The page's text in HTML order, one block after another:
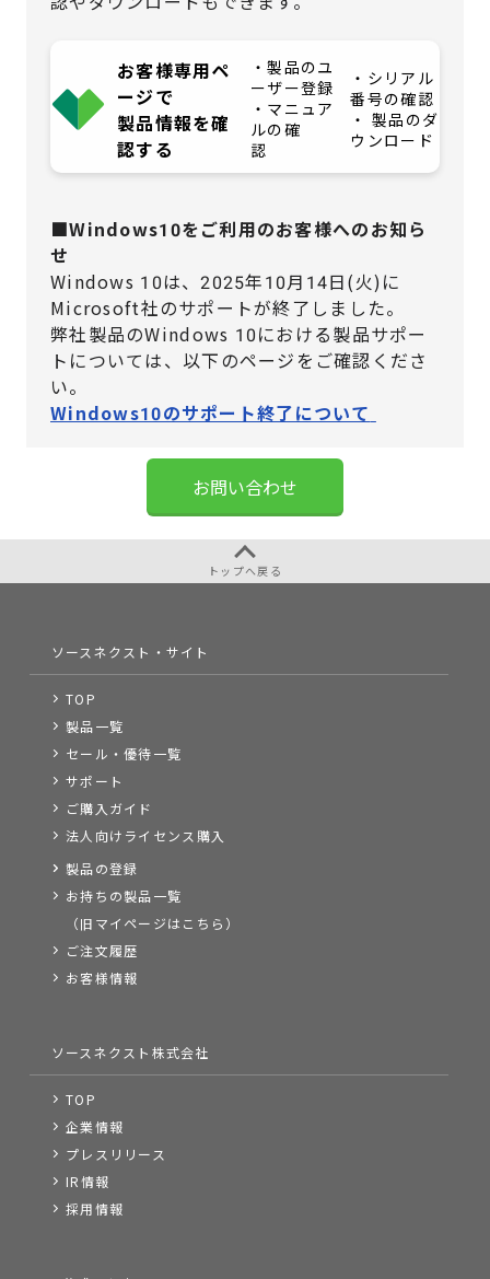
お客様専用ペ
ージで
製品情報を確
認する
・製品のユ
ーザー登録
・マニュア
ルの確
認
・シリアル
番号の確認
・ 製品のダ
ウンロード
■Windows10をご利用のお客様へのお知ら
せ
Windows 10は、2025年10月14日(火)に
Microsoft社のサポートが終了しました。
弊社製品のWindows 10における製品サポー
トについては、 以下のページをご確認くださ
い。
Windows10のサポート終了について
お問い合わせ
トップへ戻る
ソースネクスト・サイト
TOP
製品一覧
セール・優待一覧
サポート
ご購入ガイド
法人向けライセンス購入
製品の登録
お持ちの製品一覧
（旧マイページはこちら）
ご注文履歴
お客様情報
ソースネクスト株式会社
TOP
企業情報
プレスリリース
IR情報
採用情報